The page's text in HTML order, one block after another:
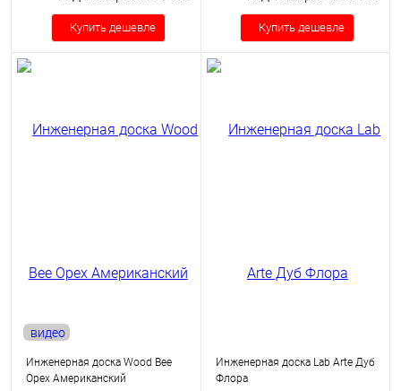
Купить дешевле Купить дешевле
видео
Инженерная доска Wood Bee
Орех Американский
Инженерная доска Lab Arte Дуб
Флора